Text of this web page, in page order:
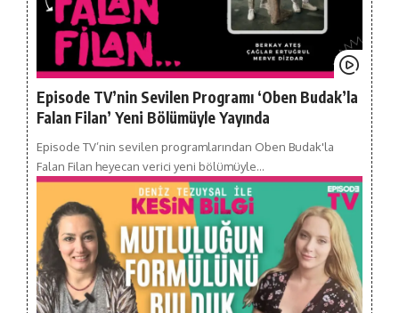
Episode TV’nin Sevilen Programı ‘Oben Budak’la
Falan Filan’ Yeni Bölümüyle Yayında
Episode TV’nin sevilen programlarından Oben Budak'la
Falan Filan heyecan verici yeni bölümüyle…